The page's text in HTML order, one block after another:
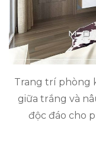
Trang trí phòng
giữa trắng và
độc đáo cho